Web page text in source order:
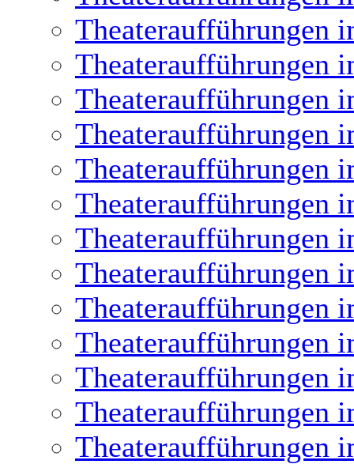
Theateraufführungen
Theateraufführungen
Theateraufführungen
Theateraufführungen
Theateraufführungen
Theateraufführungen
Theateraufführungen
Theateraufführungen
Theateraufführungen
Theateraufführungen
Theateraufführungen
Theateraufführungen
Theateraufführungen